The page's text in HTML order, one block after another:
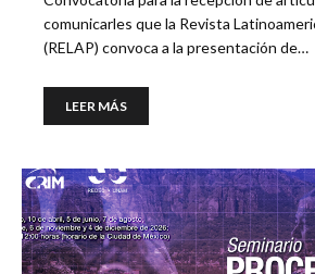
comunicarles que la Revista
(RELAP) convoca a la presentación de…
LEER MÁS